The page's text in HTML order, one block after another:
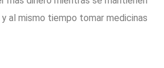
al mismo tiempo tomar medicinas